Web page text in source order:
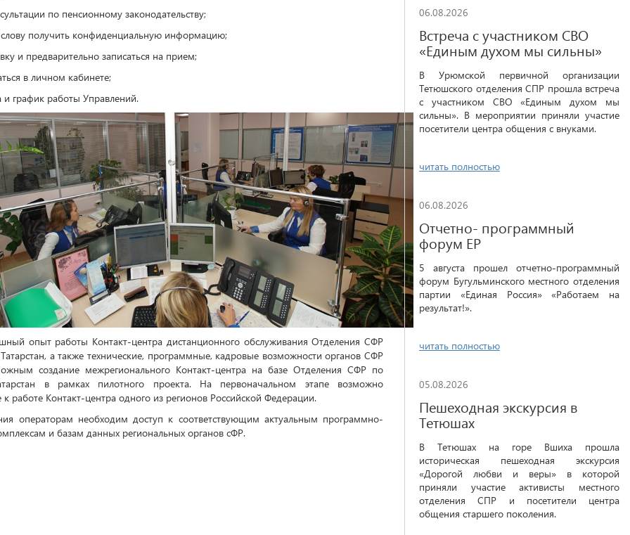
по пенсионному законодательству;
получить конфиденциальную информацию;
и предварительно записаться на прием;
в личном кабинете;
и график работы Управлений.
опыт работы Контакт-центра дистанционного обслуживания Отделения СФР
а также технические, программные, кадровые возможности органов СФР
создание межрегионального Контакт-центра на базе Отделения СФР по
в рамках пилотного проекта. На первоначальном этапе возможно
работе Контакт-центра одного из регионов Российской Федерации.
операторам необходим доступ к соответствующим актуальным программно-
и базам данных региональных органов сФР.
06.08.2026
Встреча с участником СВО
«Единым духом мы сильны»
В Урюмской первичной организации
Тетюшского отделения СПР прошла встреча
с участником СВО «Единым духом мы
сильны». В мероприятии приняли участие
посетители центра общения с внуками.
читать полностью
06.08.2026
Отчетно- программный
форум ЕР
5 августа прошел отчетно-программный
форум Бугульминского местного отделения
партии «Единая Россия» «Работаем на
результат!».
читать полностью
05.08.2026
Пешеходная экскурсия в
Тетюшах
В Тетюшах на горе Вшиха прошла
историческая пешеходная экскурсия
«Дорогой любви и веры» в которой
приняли участие активисты местного
отделения СПР и посетители центра
общения старшего поколения.